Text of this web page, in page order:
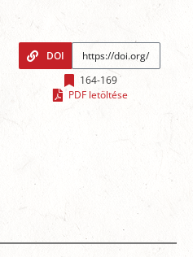
DOI
164-169
PDF letöltése